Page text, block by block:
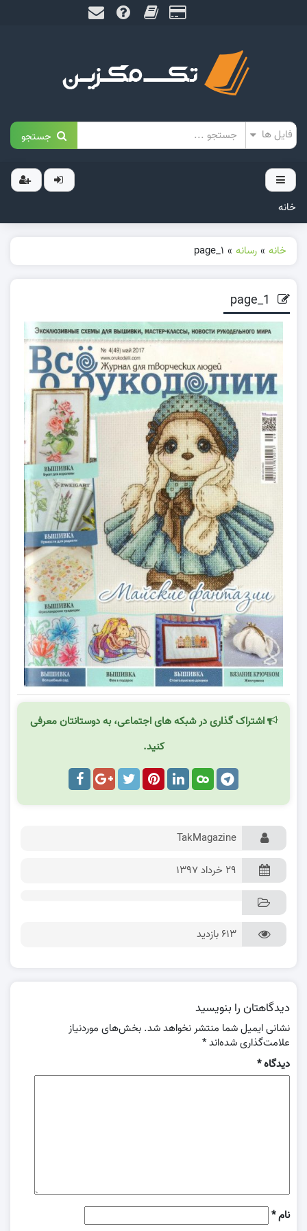
جستجو
خانه
خانه » رسانه »
page_1
اشتراک گذاری در شبکه های اجتماعی، به دوستانتان معرفی
کنید.
TakMagazine
۲۹ خرداد ۱۳۹۷
613 بازدید
دیدگاهتان را بنویسید
نشانی ایمیل شما منتشر نخواهد شد. بخش‌های موردنیاز
علامت‌گذاری شده‌اند*
دیدگاه*
نام*